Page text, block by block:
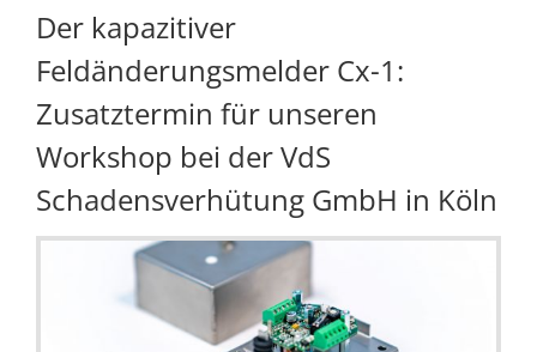
Der kapazitiver
Feldänderungsmelder Cx-1:
Zusatztermin für unseren
Workshop bei der VdS
Schadensverhütung GmbH in Köln